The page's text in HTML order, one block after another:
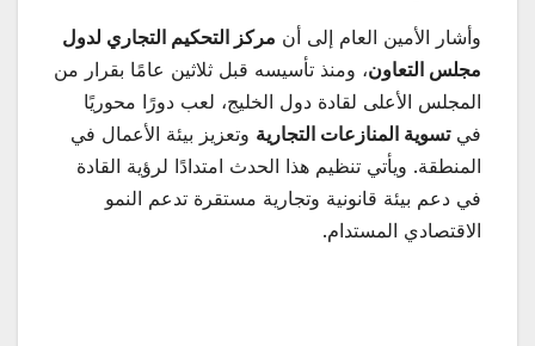
وأشار الأمين العام إلى أن مركز التحكيم التجاري لدول
مجلس التعاون، ومنذ تأسيسه قبل ثلاثين عامًا بقرار من
المجلس الأعلى لقادة دول الخليج، لعب دورًا محوريًا
فيتسوية المنازعات التجارية وتعزيز بيئة الأعمال في
المنطقة. ويأتي تنظيم هذا الحدث امتدادًا لرؤية القادة
في دعم بيئة قانونية وتجارية مستقرة تدعم النمو
الاقتصادي المستدام.